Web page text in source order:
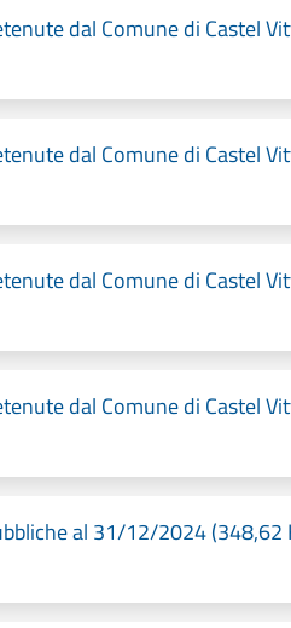
dal Comune di Castel
dal Comune di Castel
dal Comune di Castel
dal Comune di Castel
al 31/12/2024 (348,62